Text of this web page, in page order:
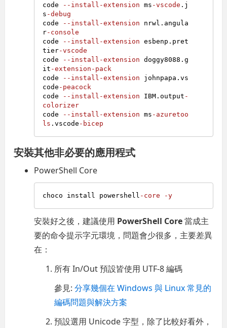
code
--install-extension ms -vscode .j
s -debug
code
--install-extension nrwl.angula
r-console
code
--install-extension esbenp.pret
tier-vscode
code
--install-extension doggy8088.g
it -extension-pack
code
--install-extension johnpapa.vs
code -peacock
code
--install-extension IBM.output -
colorizer
code
--install-extension ms -azuretoo
ls .vscode -bicep
安裝其他非必要的應用程式
PowerShell Core
choco install powershell -core -y
安裝好之後，建議使用 PowerShell Core當成主
要的命令提示字元環境，問題會少很多，主要差異
在：
所有 In/Out 預設皆使用 UTF-8 編碼
參見:分享幾個在 Windows 與 Linux 常見的
編碼問題與解決方案
預設選用 Unicode 字型，除了比較好看外，